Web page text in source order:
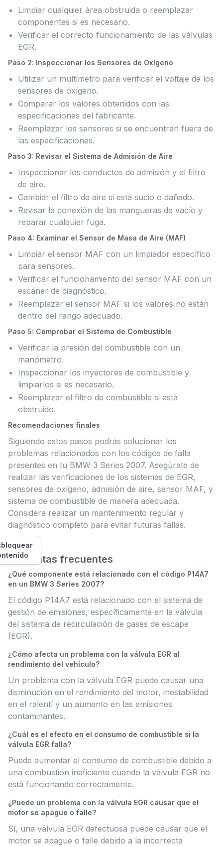
Limpiar cualquier área obstruida o reemplazar
componentes si es necesario.
Verificar el correcto funcionamiento de las válvulas
EGR.
Paso 2: Inspeccionar los Sensores de Oxígeno
Utilizar un multímetro para verificar el voltaje de los
sensores de oxígeno.
Comparar los valores obtenidos con las
especificaciones del fabricante.
Reemplazar los sensores si se encuentran fuera de
las especificaciones.
Paso 3: Revisar el Sistema de Admisión de Aire
Inspeccionar los conductos de admisión y el filtro
de aire.
Cambiar el filtro de aire si está sucio o dañado.
Revisar la conexión de las mangueras de vacío y
reparar cualquier fuga.
Paso 4: Examinar el Sensor de Masa de Aire (MAF)
Limpiar el sensor MAF con un limpiador específico
para sensores.
Verificar el funcionamiento del sensor MAF con un
escáner de diagnóstico.
Reemplazar el sensor MAF si los valores no están
dentro del rango adecuado.
Paso 5: Comprobar el Sistema de Combustible
Verificar la presión del combustible con un
manómetro.
Inspeccionar los inyectores de combustible y
limpiarlos si es necesario.
Reemplazar el filtro de combustible si está
obstruido.
Recomendaciones finales
Siguiendo estos pasos podrás solucionar los
problemas relacionados con los códigos de falla
presentes en tu BMW 3 Series 2007. Asegúrate de
realizar las verificaciones de los sistemas de EGR,
sensores de oxígeno, admisión de aire, sensor MAF, y
sistema de combustible de manera adecuada.
Considera realizar un mantenimiento regular y
diagnóstico completo para evitar futuras fallas.
Preguntas frecuentes
¿Qué componente está relacionado con el código P14A7
en un BMW 3 Series 2007?
El código P14A7 está relacionado con el sistema de
gestión de emisiones, específicamente en la válvula
del sistema de recirculación de gases de escape
(EGR).
¿Cómo afecta un problema con la válvula EGR al
rendimiento del vehículo?
Un problema con la válvula EGR puede causar una
disminución en el rendimiento del motor, inestabilidad
en el ralentí y un aumento en las emisiones
contaminantes.
¿Cuál es el efecto en el consumo de combustible si la
válvula EGR falla?
Puede aumentar el consumo de combustible debido a
una combustión ineficiente cuando la válvula EGR no
está funcionando correctamente.
¿Puede un problema con la válvula EGR causar que el
motor se apague o falle?
Sí, una válvula EGR defectuosa puede causar que el
motor se apague o falle debido a la incorrecta